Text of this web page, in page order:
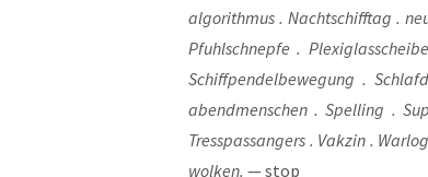
al­go­rith­mus . Nacht­schiff­tag .
Pfuhl­schnep­fe .
Schiff­pen­del­be­we­gung .
abend­men­schen . Spel­ling .
Tress­pass­an­gers . Vak­zin .
wol­ken. — stop